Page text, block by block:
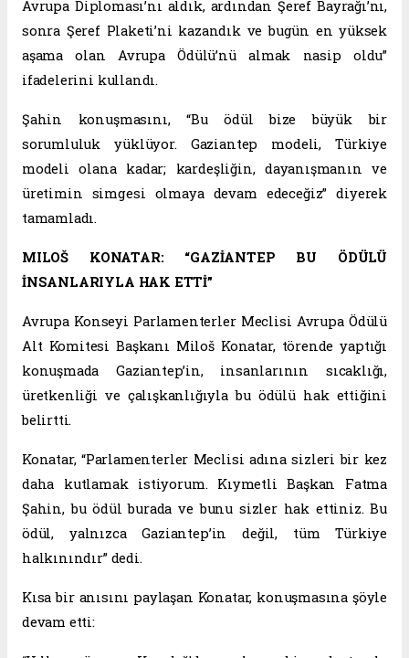
Avrupa Diploması’nı aldık, ardından Şeref Bayrağı’nı,
sonra Şeref Plaketi’ni kazandık ve bugün en yüksek
aşama olan Avrupa Ödülü’nü almak nasip oldu”
ifadelerini kullandı.
Şahin konuşmasını, “Bu ödül bize büyük bir
sorumluluk yüklüyor. Gaziantep modeli, Türkiye
modeli olana kadar; kardeşliğin, dayanışmanın ve
üretimin simgesi olmaya devam edeceğiz” diyerek
tamamladı.
MILOŠ KONATAR: “GAZİANTEP BU ÖDÜLÜ
İNSANLARIYLA HAK ETTİ”
Avrupa Konseyi Parlamenterler Meclisi Avrupa Ödülü
Alt Komitesi Başkanı Miloš Konatar, törende yaptığı
konuşmada Gaziantep’in, insanlarının sıcaklığı,
üretkenliği ve çalışkanlığıyla bu ödülü hak ettiğini
belirtti.
Konatar, “Parlamenterler Meclisi adına sizleri bir kez
daha kutlamak istiyorum. Kıymetli Başkan Fatma
Şahin, bu ödül burada ve bunu sizler hak ettiniz. Bu
ödül, yalnızca Gaziantep’in değil, tüm Türkiye
halkınındır” dedi.
Kısa bir anısını paylaşan Konatar, konuşmasına şöyle
devam etti: